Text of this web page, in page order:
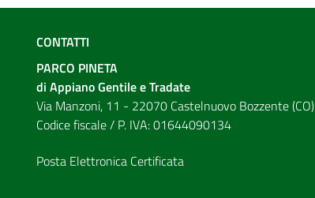
CONTATTI
PARCO PINETA
di Appiano Gentile e Tradate
Via Manzoni, 11 - 22070 Castelnuovo Bozzente (CO)
Codice fiscale / P. IVA: 01644090134
Posta Elettronica Certificata